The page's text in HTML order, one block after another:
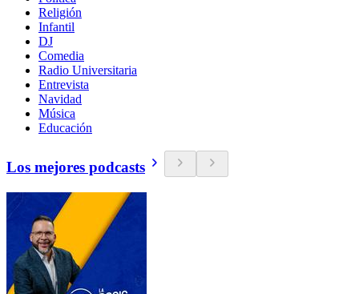
Religión
Infantil
DJ
Comedia
Radio Universitaria
Entrevista
Navidad
Música
Educación
Los mejores podcasts